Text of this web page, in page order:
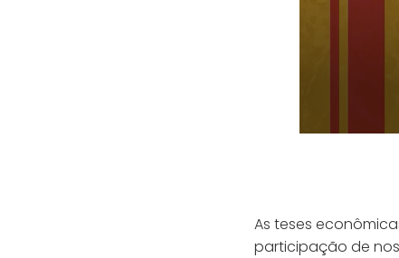
As teses
participação de